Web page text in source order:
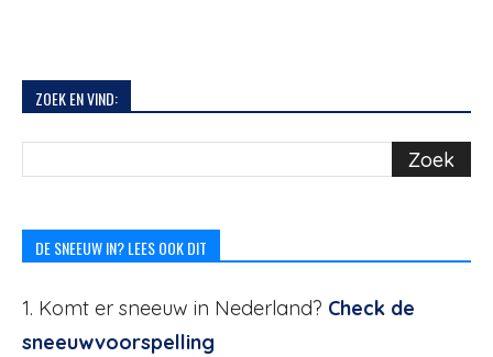
ZOEK EN VIND:
DE SNEEUW IN? LEES OOK DIT
1. Komt er sneeuw in Nederland? Check de
sneeuwvoorspelling